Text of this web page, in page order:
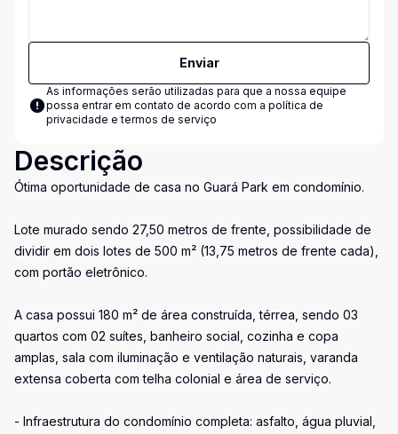
Enviar
As informações serão utilizadas para que a nossa equipe
possa entrar em contato de acordo com a política de
privacidade e termos de serviço
Descrição
Ótima oportunidade de casa no Guará Park em condomínio.
Lote murado sendo 27,50 metros de frente, possibilidade de
dividir em dois lotes de 500 m² (13,75 metros de frente cada),
com portão eletrônico.
A casa possui 180 m² de área construída, térrea, sendo 03
quartos com 02 suítes, banheiro social, cozinha e copa
amplas, sala com iluminação e ventilação naturais, varanda
extensa coberta com telha colonial e área de serviço.
- Infraestrutura do condomínio completa: asfalto, água pluvial,